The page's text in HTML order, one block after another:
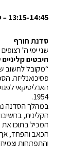
13:15-14:45 – סמינר קליני – גב’ דרורית גיל וגב’ רותי ליס
סדנת חורף
שני ימי ה’ רצופים
היבטים
“מקובל לחשוב
פסיכואנליזה.
האנליטיקאי
1954.
במהלך הסדנה
הקלינית,
המכיל בתוכו
הכאב והפחד,
והתפתחות